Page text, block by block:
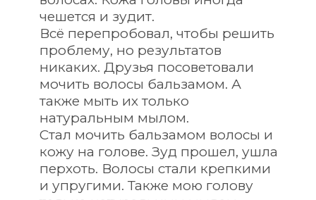
чешется и зудит.
Всё перепробовал, чтобы решить
проблему, но результатов
никаких. Друзья посоветовали
мочить волосы бальзамом. А
также мыть их только
натуральным мылом.
Стал мочить бальзамом волосы и
кожу на голове. Зуд прошел, ушла
перхоть. Волосы стали крепкими
и упругими. Также мою голову